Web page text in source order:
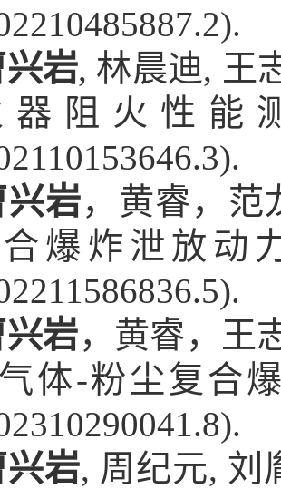
兴岩, 林晨迪, 王
器阻火性能
兴岩，黄睿，范
爆炸泄放动
兴岩，黄睿，王
体-粉尘复合
兴岩, 周纪元, 刘